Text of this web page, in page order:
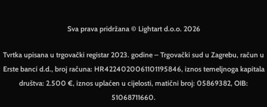
Sva prava pridržana © Lightart d.o.o. 2026
Tvrtka upisana u trgovački registar 2023. godine – Trgovački sud u Zagrebu, račun u
Erste banci d.d., broj računa: HR4224020061101195846, iznos temeljnoga kapitala
društva: 2.500 €, iznos uplaćen u cijelosti, matični broj: 05869382, OIB:
51068711660.